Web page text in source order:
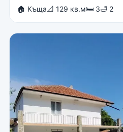
🏠 Къща📐 129 кв.м🛏 3🛁 2